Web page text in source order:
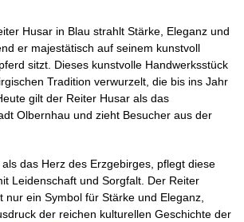
Husar in Blau strahlt Stärke, Eleganz und
er majestätisch auf seinem kunstvoll
sitzt. Dieses kunstvolle Handwerksstück
Tradition verwurzelt, die bis ins Jahr
gilt der Reiter Husar als das
Olbernhau und zieht Besucher aus der
das Herz des Erzgebirges, pflegt diese
Leidenschaft und Sorgfalt. Der Reiter
nur ein Symbol für Stärke und Eleganz,
der reichen kulturellen Geschichte der